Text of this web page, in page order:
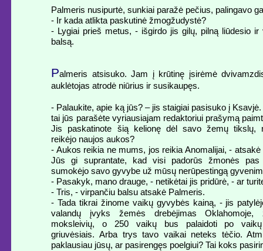
Palmeris nusipurtė, sunkiai paražė pečius, palingavo
- Ir kada atlikta paskutinė žmogžudystė?
- Lygiai prieš metus, - išgirdo jis gilų, pilną liūdesio ir
balsą.
Palmeris atsisuko. Jam į krūtinę įsirėmė
auklėtojas atrodė niūrius ir susikaupęs.
- Palaukite, apie ką jūs? – jis staigiai pasisuko į Ksavjė.
tai jūs parašėte vyriausiajam redaktoriui prašymą
Jis paskatinote šią kelionę dėl savo žemų tikslų,
reikėjo naujos aukos?
- Aukos reikia ne mums, jos reikia Anomalijai, -
Jūs gi suprantate, kad visi padorūs žmonės
sumokėjo savo gyvybe už mūsų nerūpestingą
- Pasakyk, mano drauge, - netikėtai jis pridūrė, - ar
- Tris, - virpančiu balsu atsakė Palmeris.
- Tada tikrai žinome vaikų gyvybės kainą, - jis
valandų įvyks žemės drebėjimas Oklahomoje,
moksleivių, o 250 vaikų bus palaidoti po vaikų
griuvėsiais. Arba trys tavo vaikai neteks tėčio.
paklausiau jūsų, ar pasirengęs poelgiui? Tai koks